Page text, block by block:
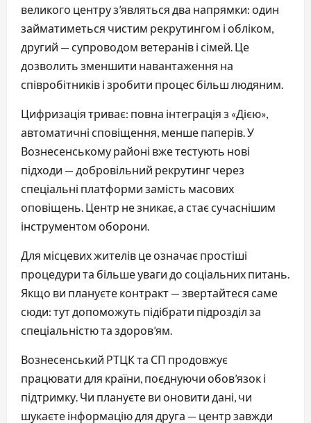
великого центру з’являться два напрямки: один
займатиметься чистим рекрутингом і обліком,
другий — супроводом ветеранів і сімей. Це
дозволить зменшити навантаження на
співробітників і зробити процес більш людяним.
Цифризація триває: повна інтеграція з «Дією»,
автоматичні сповіщення, менше паперів. У
Вознесенському районі вже тестують нові
підходи — добровільний рекрутинг через
спеціальні платформи замість масових
оповіщень. Центр не зникає, а стає сучаснішим
інструментом оборони.
Для місцевих жителів це означає простіші
процедури та більше уваги до соціальних питань.
Якщо ви плануєте контракт — звертайтеся саме
сюди: тут допоможуть підібрати підрозділ за
спеціальністю та здоров’ям.
Вознесенський РТЦК та СП продовжує
працювати для країни, поєднуючи обов’язок і
підтримку. Чи плануєте ви оновити дані, чи
шукаєте інформацію для друга — центр завжди